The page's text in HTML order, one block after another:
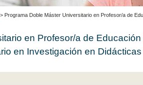
> Programa Doble Máster Universitario en Profesor/a de
en Profesor/a de
en Investigación en